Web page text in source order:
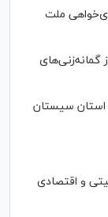
ملت
گمانه‌زنی‌های
سیستان
و اقتصادی